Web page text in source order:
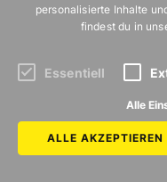
11 tolle
personalisierte Inhalte
findest du in
Essentiell
Alle
ALLE AKZEPTIEREN